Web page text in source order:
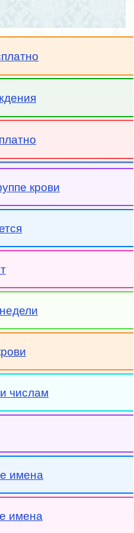
крови
числам
имена
имена